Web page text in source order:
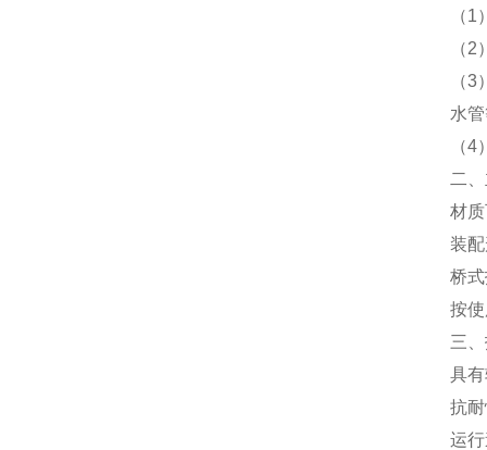
（
（
（
水
（
二
材
装
桥
按
三
具
抗
运